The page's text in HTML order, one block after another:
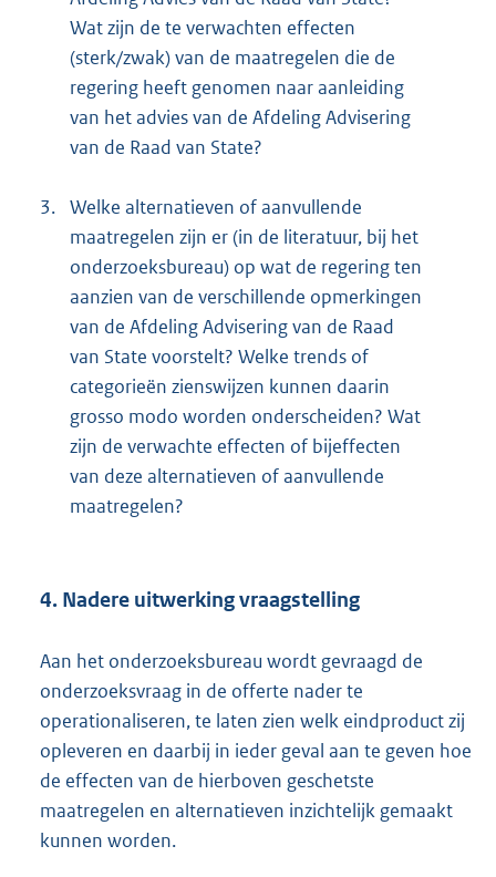
Wat zijn de te verwachten effecten
(sterk/zwak) van de maatregelen die de
regering heeft genomen naar aanleiding
van het advies van de Afdeling Advisering
van de Raad van State?
3. Welke alternatieven of aanvullende
maatregelen zijn er (in de literatuur, bij het
onderzoeksbureau) op wat de regering ten
aanzien van de verschillende opmerkingen
van de Afdeling Advisering van de Raad
van State voorstelt? Welke trends of
categorieën zienswijzen kunnen daarin
grosso modo worden onderscheiden? Wat
zijn de verwachte effecten of bijeffecten
van deze alternatieven of aanvullende
maatregelen?
4. Nadere uitwerking vraagstelling
Aan het onderzoeksbureau wordt gevraagd de
onderzoeksvraag in de offerte nader te
operationaliseren, te laten zien welk eindproduct zij
opleveren en daarbij in ieder geval aan te geven hoe
de effecten van de hierboven geschetste
maatregelen en alternatieven inzichtelijk gemaakt
kunnen worden.